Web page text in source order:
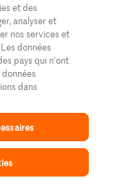
Migusto
et des
analyser et
nos services et
données
pays qui n'ont
dans